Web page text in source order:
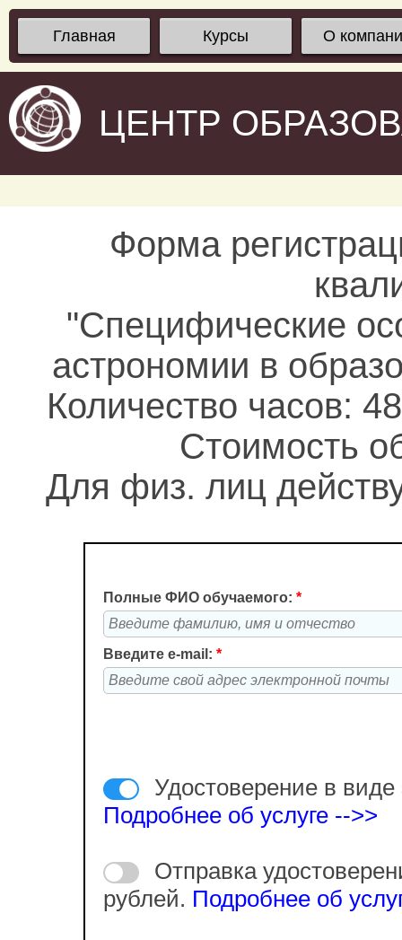
Главная Курсы О
ЦЕНТР
Форма
"Специфические
астрономии в
Количество часов:
Стоимость
Для физ. лиц
Полные ФИО обучаемого: *
Введите e-mail: *
Удостоверение в виде
Подробнее об услуге -->>
Отправка
рублей. Подробнее об